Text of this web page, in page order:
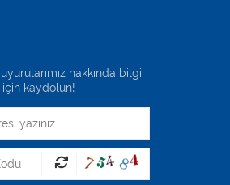
hakkında bilgi
kaydolun!